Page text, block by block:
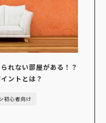
れない部屋がある！？
ントとは？
初心者向け